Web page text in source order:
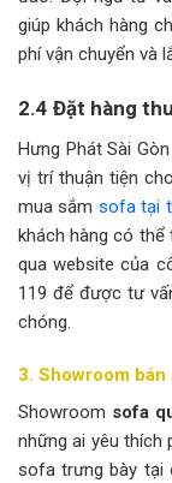
giúp khách hàng
phí vận chuyển và
2.4 Đặt hàng
Hưng Phát Sài
vị trí thuận tiện
mua sắm sofa tại
khách hàng có thể
qua website của
119 để được tư
chóng.
3. Showroom
Showroom sofa
những ai yêu thích
sofa trưng bày tại